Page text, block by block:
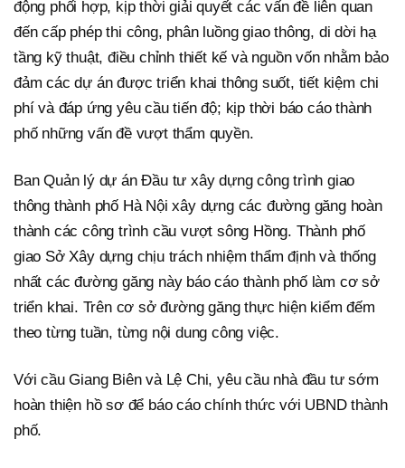
động phối hợp, kịp thời giải quyết các vấn đề liên quan
đến cấp phép thi công, phân luồng giao thông, di dời hạ
tầng kỹ thuật, điều chỉnh thiết kế và nguồn vốn nhằm bảo
đảm các dự án được triển khai thông suốt, tiết kiệm chi
phí và đáp ứng yêu cầu tiến độ; kịp thời báo cáo thành
phố những vấn đề vượt thẩm quyền.
Ban Quản lý dự án Đầu tư xây dựng công trình giao
thông thành phố Hà Nội xây dựng các đường găng hoàn
thành các công trình cầu vượt sông Hồng. Thành phố
giao Sở Xây dựng chịu trách nhiệm thẩm định và thống
nhất các đường găng này báo cáo thành phố làm cơ sở
triển khai. Trên cơ sở đường găng thực hiện kiểm đếm
theo từng tuần, từng nội dung công việc.
Với cầu Giang Biên và Lệ Chi, yêu cầu nhà đầu tư sớm
hoàn thiện hồ sơ để báo cáo chính thức với UBND thành
phố.